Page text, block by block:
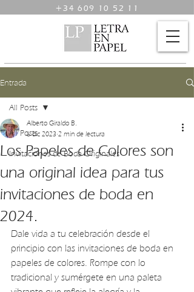
+34 609 10 52 11
Entrada
All Posts
Invitaciones de Boda Originales
All Posts
Los Papeles de Colores son
una original idea para tus
invitaciones de boda en
2024.
Alberto Giraldo B.
6 dic 2023 2 min de lectura
Dale vida a tu celebración desde el
principio con las invitaciones de boda en
papeles de colores. Rompe con lo
tradicional y sumérgete en una paleta